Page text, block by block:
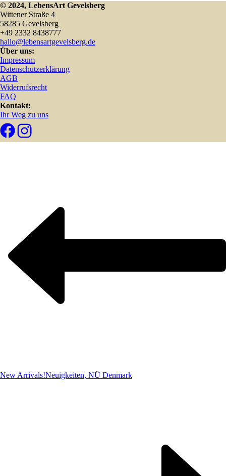
© 2024, LebensArt Gevelsberg
Wittener Straße 4
58285 Gevelsberg
+49 2332 8438777
hallo@lebensartgevelsberg.de
Über uns:
Impressum
Datenschutzerklärung
AGB
Widerrufsrecht
FAQ
Kontakt:
Ihr Weg zu uns
New Arrivals!Neuigkeiten, NÜ Denmark